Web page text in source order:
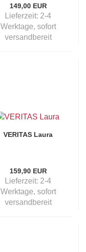
149,00 EUR
Lieferzeit: 2-4
Werktage, sofort
versandbereit
VERITAS Laura
159,90 EUR
Lieferzeit: 2-4
Werktage, sofort
versandbereit